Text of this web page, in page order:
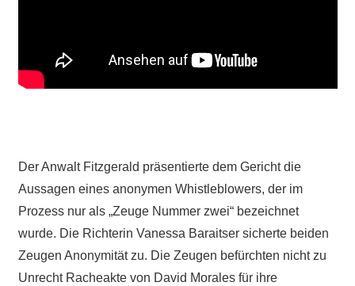
Der Anwalt Fitzgerald präsentierte dem Gericht die
Aussagen eines anonymen Whistleblowers, der im
Prozess nur als „Zeuge Nummer zwei“ bezeichnet
wurde. Die Richterin Vanessa Baraitser sicherte beiden
Zeugen Anonymität zu. Die Zeugen befürchten nicht zu
Unrecht Racheakte von David Morales für ihre